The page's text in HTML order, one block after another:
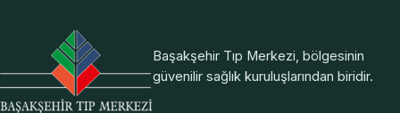
Başakşehir Tıp Merkezi, bölgesinin
güvenilir sağlık kuruluşlarından biridir.